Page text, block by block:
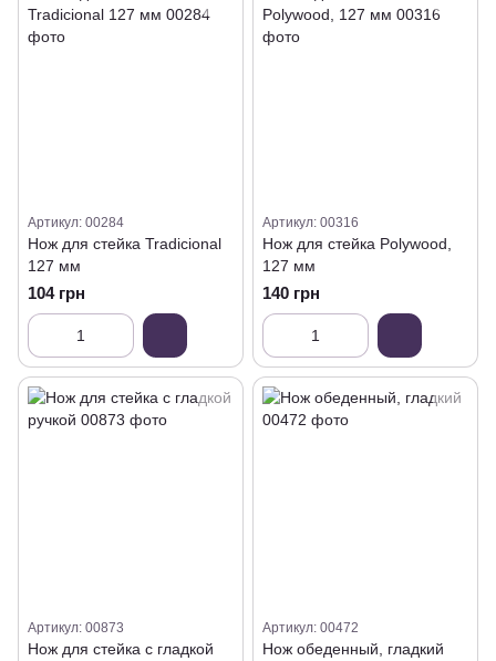
Артикул: 00284
Нож для стейка Tradicional
127 мм
104 грн
Артикул: 00316
Нож для стейка Polywood,
127 мм
140 грн
Артикул: 00873
Нож для стейка с гладкой
Артикул: 00472
Нож обеденный, гладкий